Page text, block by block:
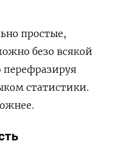
простые,
безо всякой
статистики.